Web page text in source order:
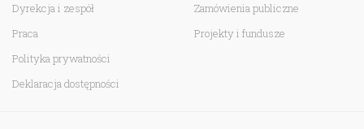
Dyrekcja i zespół
Praca
Polityka prywatności
Deklaracja dostępności
Zamówienia publiczne
Projekty i fundusze